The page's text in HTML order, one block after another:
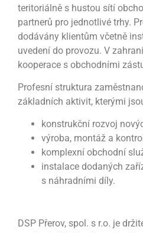
teritoriálně s hustou sítí
partnerů pro jednotlivé trhy.
dodávány klientům včetně
uvedení do provozu. V
kooperace s obchodními
Profesní struktura
základních aktivit, kterými
konstrukční rozvoj
výroba, montáž a
komplexní obchodní
instalace dodaných
s náhradními díly.
DSP Přerov, spol. s r.o. je